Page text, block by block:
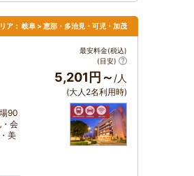
ア： 岐阜 > 恵那・多治見・可児・加茂
90
会
美
最安料金(税込)
(目安)
5,201円～ /人
(大人2名利用時)